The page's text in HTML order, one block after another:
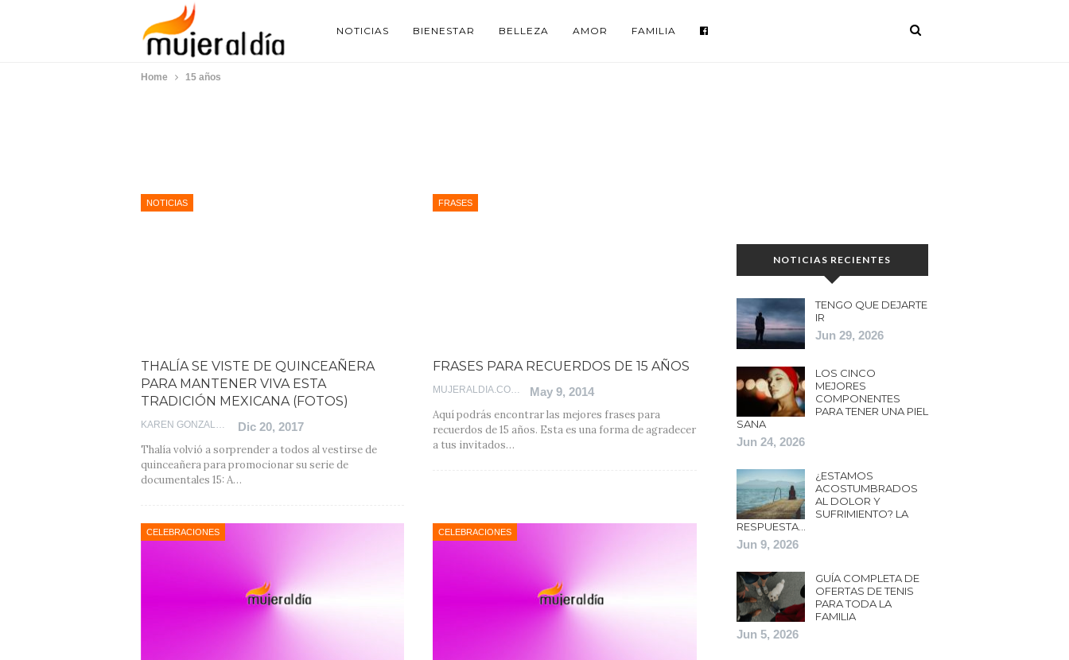
NOTICIAS BIENESTAR BELLEZA AMOR FAMILIA
Home 15 años
NOTICIAS
THALÍA SE VISTE DE QUINCEAÑERA
PARA MANTENER VIVA ESTA
TRADICIÓN MEXICANA (FOTOS)
Dic 20, 2017
Thalía volvió a sorprender a todos al vestirse de
quinceañera para promocionar su serie de
documentales 15: A…
FRASES
FRASES PARA RECUERDOS DE 15 AÑOS
May 9, 2014
Aquí podrás encontrar las mejores frases para
recuerdos de 15 años. Esta es una forma de agradecer
a tus invitados…
CELEBRACIONES CELEBRACIONES
NOTICIAS RECIENTES
TENGO QUE DEJARTE
IR
Jun 29, 2026
LOS CINCO
MEJORES
COMPONENTES
PARA TENER UNA PIEL
SANA
Jun 24, 2026
¿ESTAMOS
ACOSTUMBRADOS
AL DOLOR Y
SUFRIMIENTO? LA
RESPUESTA…
Jun 9, 2026
GUÍA COMPLETA DE
OFERTAS DE TENIS
PARA TODA LA
FAMILIA
Jun 5, 2026